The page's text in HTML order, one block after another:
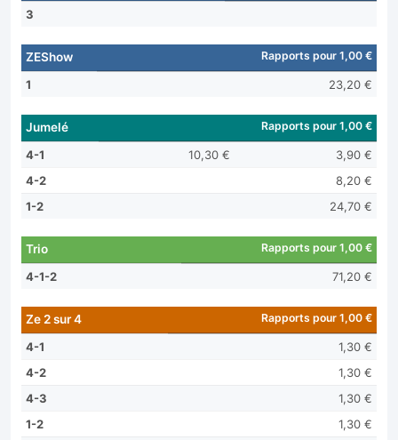
3
ZEShow Rapports pour 1,00 €
1 23,20 €
Jumelé Rapports pour 1,00 €
4-1 10,30 €
3,90 €
4-2
8,20 €
1-2
24,70 €
Trio Rapports pour 1,00 €
4-1-2 71,20 €
Ze 2 sur 4 Rapports pour 1,00 €
4-1
1,30 €
4-2
1,30 €
4-3
1,30 €
1-2
1,30 €